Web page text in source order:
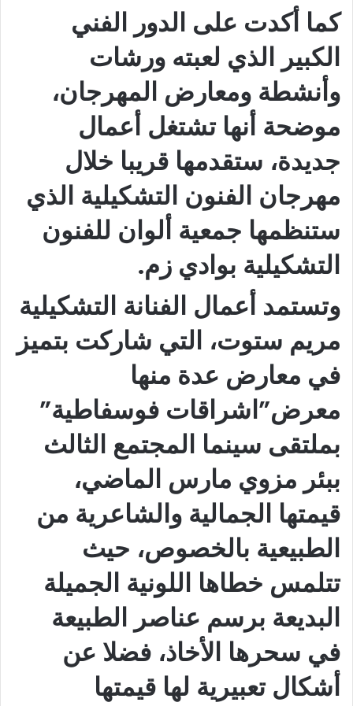
كما أكدت على الدور الفني
الكبير الذي لعبته ورشات
وأنشطة ومعارض المهرجان،
موضحة أنها تشتغل أعمال
جديدة، ستقدمها قريبا خلال
مهرجان الفنون التشكيلية الذي
ستنظمها جمعية ألوان للفنون
التشكيلية بوادي زم.
وتستمد أعمال الفنانة التشكيلية
مريم ستوت، التي شاركت بتميز
في معارض عدة منها
معرض”اشراقات فوسفاطية”
بملتقى سينما المجتمع الثالث
ببئر مزوي مارس الماضي،
قيمتها الجمالية والشاعرية من
الطبيعية بالخصوص، حيث
تتلمس خطاها اللونية الجميلة
البديعة برسم عناصر الطبيعة
في سحرها الأخاذ، فضلا عن
أشكال تعبيرية لها قيمتها